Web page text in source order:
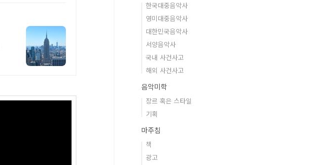
한국대중음악사
영미대중음악사
대한민국음악사
서양음악사
국내 사건사고
해외 사건사고
음악미학
장르 혹은 스타일
기획
마주침
책
광고